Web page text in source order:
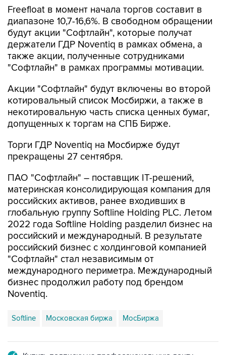
будут акции "Софтлайн", которые получат
держатели ГДР Noventiq в рамках обмена, а
также акции, полученные сотрудниками
"Софтлайн" в рамках программы мотивации.
Акции "Софтлайн" будут включены во второй
некотировальную часть списка ценных бумаг,
допущенных к торгам на СПБ Бирже.
Торги ГДР Noventiq на Мосбирже будут
ПАО "Софтлайн" – поставщик IT-решений,
российских активов, ранее входивших в
глобальную группу Softline Holding PLC. Летом
2022 года Softline Holding разделил бизнес на
российский и международный. В результате
российский бизнес с холдинговой компанией
"Софтлайн" стал независимым от
международного периметра. Международный
бизнес продолжил работу под брендом
Noventiq.
Softline Московская биржа
Подписаться на рассылку главных новостей сайта